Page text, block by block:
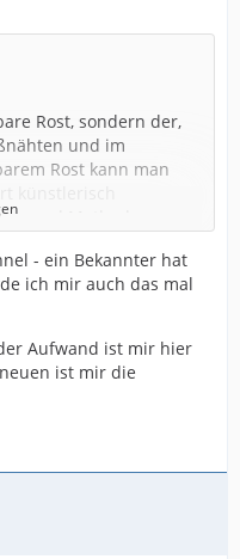
Rost, sondern der,
und im
Rost kann man
und Methoden.
realistischen
Lack und
nicht beseitigt
und nach wieder
halte ich für
die
Falls man
man das verrostete
man den Dämpfer
Kraftaufwand über
- ein Bekannter hat
ich mir auch das mal
Aufwand ist mir hier
ist mir die